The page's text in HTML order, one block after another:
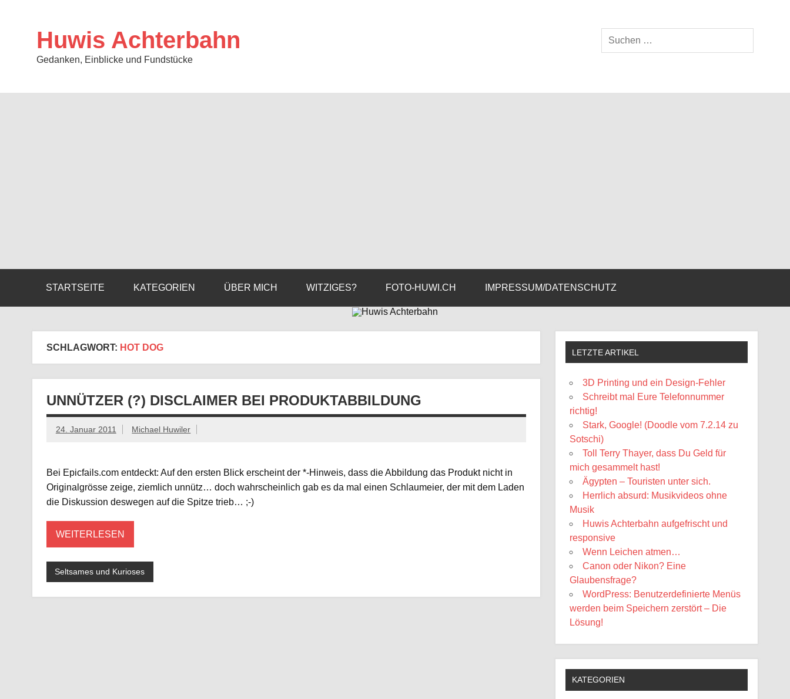
Huwis Achterbahn
Gedanken, Einblicke und Fundstücke
STARTSEITE KATEGORIEN ÜBER MICH WITZIGES? FOTO-HUWI.CH IMPRESSUM/DATENSCHUTZ
SCHLAGWORT: HOT DOG
UNNÜTZER (?) DISCLAIMER BEI PRODUKTABBILDUNG
24. Januar 2011 Michael Huwiler
Bei Epicfails.com entdeckt: Auf den ersten Blick erscheint der *-Hinweis, dass die Abbildung das Produkt nicht in
Originalgrösse zeige, ziemlich unnütz… doch wahrscheinlich gab es da mal einen Schlaumeier, der mit dem Laden
die Diskussion deswegen auf die Spitze trieb… ;-)
WEITERLESEN
Seltsames und Kurioses
LETZTE ARTIKEL
3D Printing und ein Design-Fehler
Schreibt mal Eure Telefonnummer
richtig!
Stark, Google! (Doodle vom 7.2.14 zu
Sotschi)
Toll Terry Thayer, dass Du Geld für
mich gesammelt hast!
Ägypten – Touristen unter sich.
Herrlich absurd: Musikvideos ohne
Musik
Huwis Achterbahn aufgefrischt und
responsive
Wenn Leichen atmen…
Canon oder Nikon? Eine
Glaubensfrage?
WordPress: Benutzerdefinierte Menüs
werden beim Speichern zerstört – Die
Lösung!
KATEGORIEN